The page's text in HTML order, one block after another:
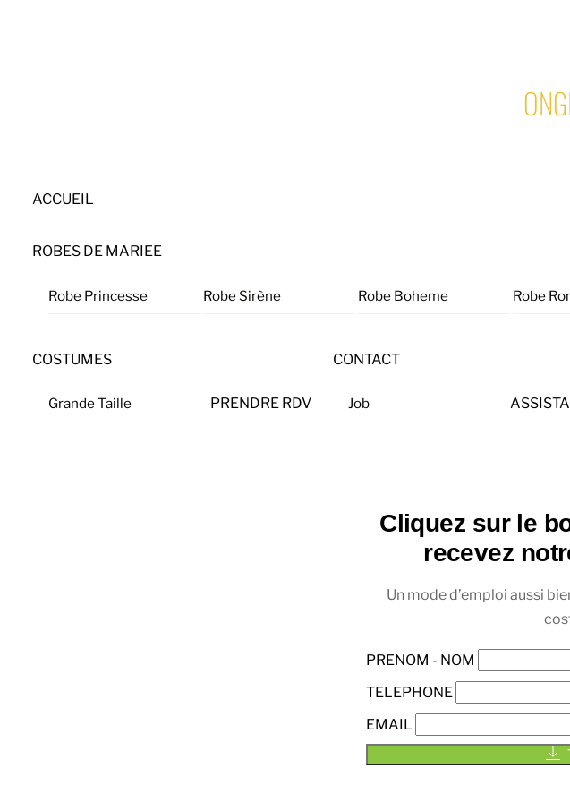
ACCUEIL
ROBES DE MARIEE
Robe Princesse Robe Sirène Robe Boheme Robe
COSTUMES
Grande Taille PRENDRE RDV
CONTACT
Job
Cliquez sur le
recevez
Un mode d’emploi aussi
PRENOM - NOM
TELEPHONE
EMAIL